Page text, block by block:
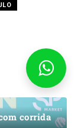
corrida